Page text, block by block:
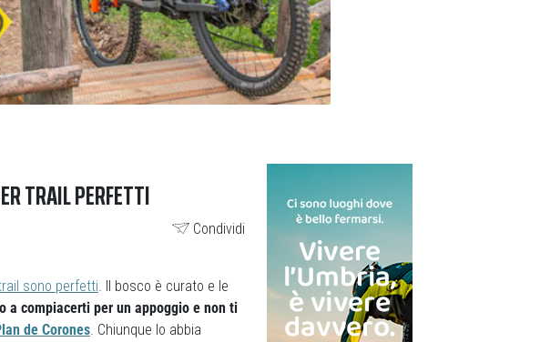
TRAIL PERFETTI
Condividi
trail sono perfetti. Il bosco è curato e le
a compiacerti per un appoggio e non ti
de Corones. Chiunque lo abbia